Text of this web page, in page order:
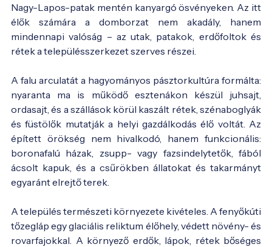
Nagy-Lapos-patak mentén kanyargó ösvényeken. Az itt
élők számára a domborzat nem akadály, hanem
mindennapi valóság – az utak, patakok, erdőfoltok és
rétek a településszerkezet szerves részei.
A falu arculatát a hagyományos pásztorkultúra formálta:
nyaranta ma is működő esztenákon készül juhsajt,
ordasajt, és a szállások körül kaszált rétek, szénaboglyák
és füstölők mutatják a helyi gazdálkodás élő voltát. Az
épített örökség nem hivalkodó, hanem funkcionális:
boronafalú házak, zsupp- vagy fazsindelytetők, fából
ácsolt kapuk, és a csűrökben állatokat és takarmányt
egyaránt elrejtő terek.
A település természeti környezete kivételes. A fenyőkúti
tőzegláp egy glaciális reliktum élőhely, védett növény- és
rovarfajokkal. A környező erdők, lápok, rétek bőséges